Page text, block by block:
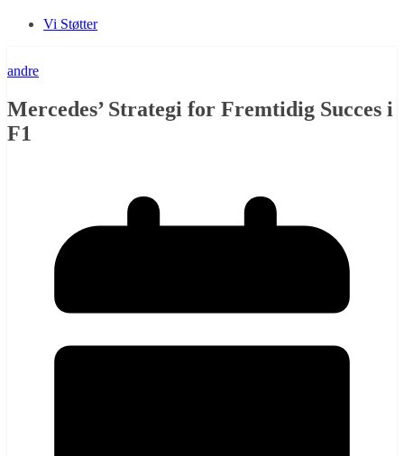
Vi Støtter
andre
Mercedes’ Strategi for Fremtidig Succes i
F1